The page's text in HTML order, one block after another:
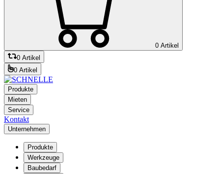
0 Artikel
0 Artikel
0 Artikel
Produkte
Mieten
Service
Kontakt
Unternehmen
Produkte
Werkzeuge
Baubedarf